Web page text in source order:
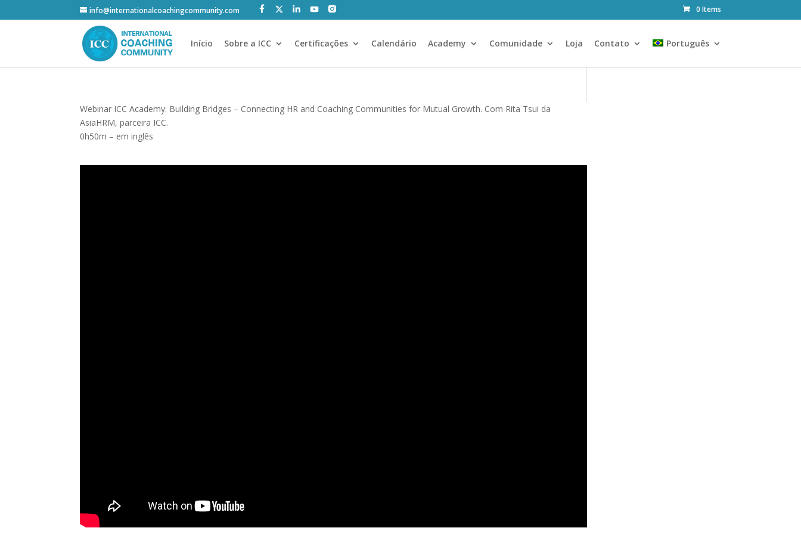
info@internationalcoachingcommunity.com 0 Items
Início Sobre a ICC Certificações Calendário Academy Comunidade Loja Contato Português
Webinar ICC Academy: Building Bridges – Connecting HR and Coaching Communities for Mutual Growth. Com Rita Tsui da
AsiaHRM, parceira ICC.
0h50m – em inglês